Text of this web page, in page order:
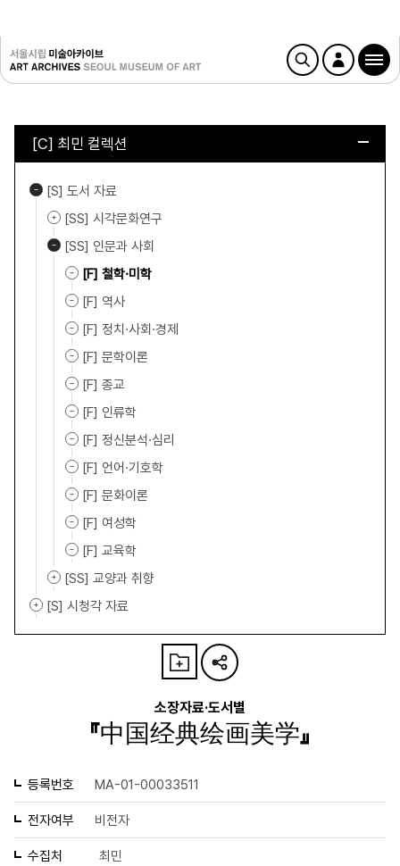
[C] 최민 컬렉션
[S] 도서 자료
[SS] 시각문화연구
[SS] 인문과 사회
[F] 철학·미학
[F] 역사
[F] 정치·사회·경제
[F] 문학이론
[F] 종교
[F] 인류학
[F] 정신분석·심리
[F] 언어·기호학
[F] 문화이론
[F] 여성학
[F] 교육학
[SS] 교양과 취향
[S] 시청각 자료
소장자료·도서별
『中国经典绘画美学』
등록번호 MA-01-00033511
전자여부 비전자
수집처 최민